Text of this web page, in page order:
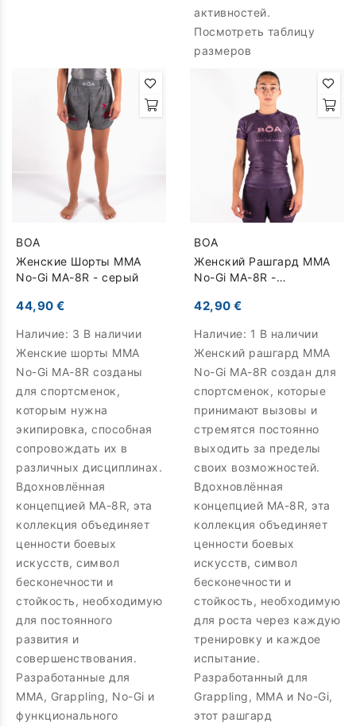
активностей.
Посмотреть таблицу
размеров
BOA
Женские Шорты MMA
No-Gi MA-8R - серый
44,90 €
Наличие: 3 В наличии
Женские шорты MMA
No-Gi MA-8R созданы
для спортсменок,
которым нужна
экипировка, способная
сопровождать их в
различных дисциплинах.
Вдохновлённая
концепцией MA-8R, эта
коллекция объединяет
ценности боевых
искусств, символ
бесконечности и
стойкость, необходимую
для постоянного
развития и
совершенствования.
Разработанные для
MMA, Grappling, No-Gi и
функционального
BOA
Женский Рашгард MMA
No-Gi MA-8R -
42,90 €
Наличие: 1 В наличии
Женский рашгард MMA
No-Gi MA-8R создан для
спортсменок, которые
принимают вызовы и
стремятся постоянно
выходить за пределы
своих возможностей.
Вдохновлённая
концепцией MA-8R, эта
коллекция объединяет
ценности боевых
искусств, символ
бесконечности и
стойкость, необходимую
для роста через каждую
тренировку и каждое
испытание.
Разработанный для
Grappling, MMA и No-Gi,
этот рашгард